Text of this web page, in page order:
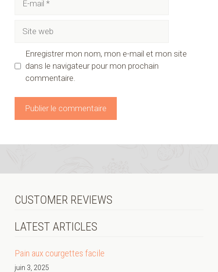
Enregistrer mon nom, mon e-mail et mon site
dans le navigateur pour mon prochain
commentaire.
CUSTOMER REVIEWS
LATEST ARTICLES
Pain aux courgettes facile
juin 3, 2025